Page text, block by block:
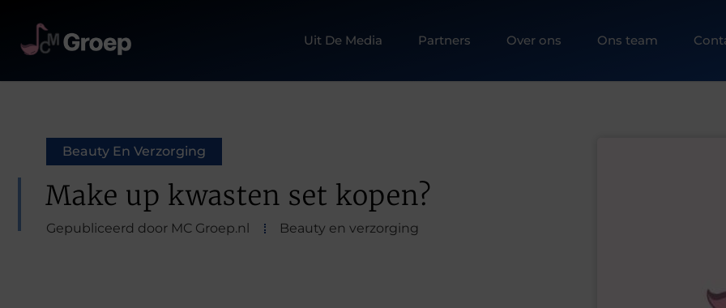
Uit De Media Partners Over ons Ons team
Beauty En Verzorging
Make up kwasten set kopen?
Gepubliceerd door MC Groep.nl Beauty en verzorging